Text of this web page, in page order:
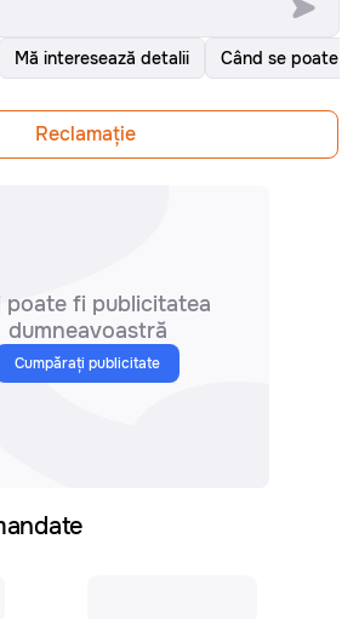
Mă interesează detalii Când se poate
Reclamațiе
poate fi publicitatea
dumneavoastră
Cumpărați publicitate